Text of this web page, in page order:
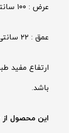
عرض : ۱۰۰ سانتی متر
عمق : ۲۲ سانتی متر
باشد.